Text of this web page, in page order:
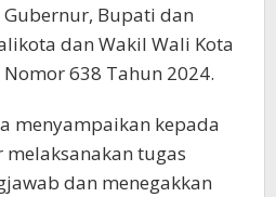
Bupati dan
dan Wakil Wali Kota
Nomor 638 Tahun 2024.
menyampaikan kepada
melaksanakan tugas
dan menegakkan